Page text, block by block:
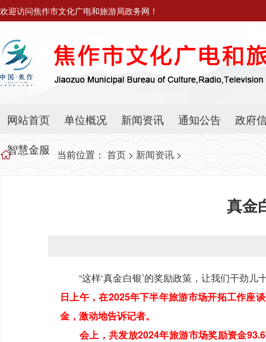
欢迎访问焦作市文化广电和旅游局政务网！
网站首页 单位概况 新闻资讯 通知公告
政府
智慧金服
当前位置： 首页 > 新闻资讯 >
真金
“这样‘真金白银’的奖励政策，让我们干劲儿
日上午，在2025年下半年旅游市场开拓工作座
金，激动地告诉记者。
会上，共发放2024年旅游市场奖励资金